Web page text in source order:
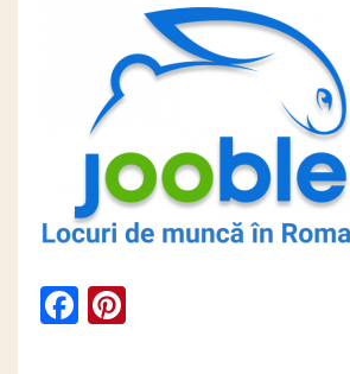
Facebook